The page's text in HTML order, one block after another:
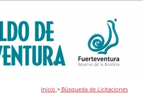
Inicio> Búsqueda de Licitaciones